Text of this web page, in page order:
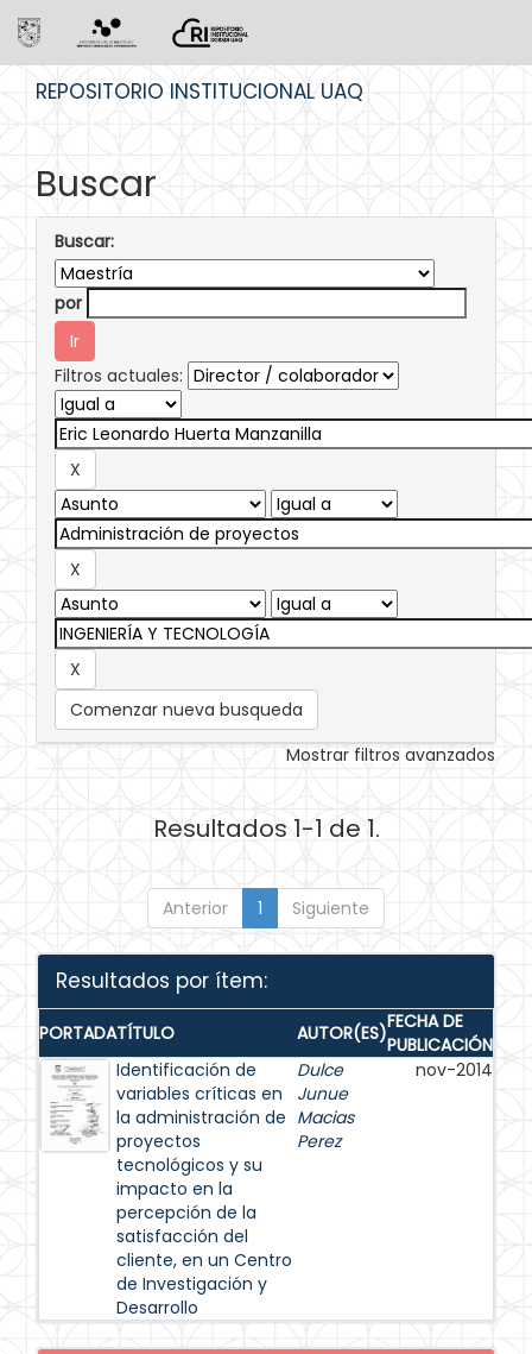
REPOSITORIO INSTITUCIONAL UAQ
Buscar
Buscar:
por
Filtros actuales:
Comenzar nueva busqueda
Mostrar filtros avanzados
Resultados 1-1 de 1.
Anterior 1 Siguiente
Resultados por ítem:
PORTADATÍTULO AUTOR(ES)FECHA DE
PUBLICACIÓN
Identificación de
variables críticas en
la administración de
proyectos
tecnológicos y su
impacto en la
percepción de la
satisfacción del
cliente, en un Centro
de Investigación y
Desarrollo
Dulce
Junue
Macias
Perez
nov-2014